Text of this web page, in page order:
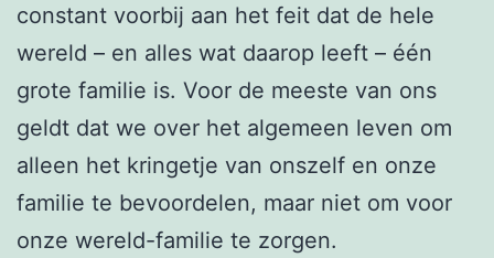
constant voorbij aan het feit dat de hele
wereld – en alles wat daarop leeft – één
grote familie is. Voor de meeste van ons
geldt dat we over het algemeen leven om
alleen het kringetje van onszelf en onze
familie te bevoordelen, maar niet om voor
onze wereld-familie te zorgen.